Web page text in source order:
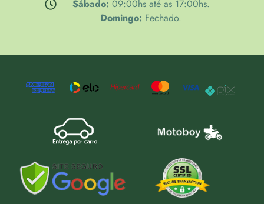
Sábado: 09:00hs até as 17:00hs.
Domingo: Fechado.